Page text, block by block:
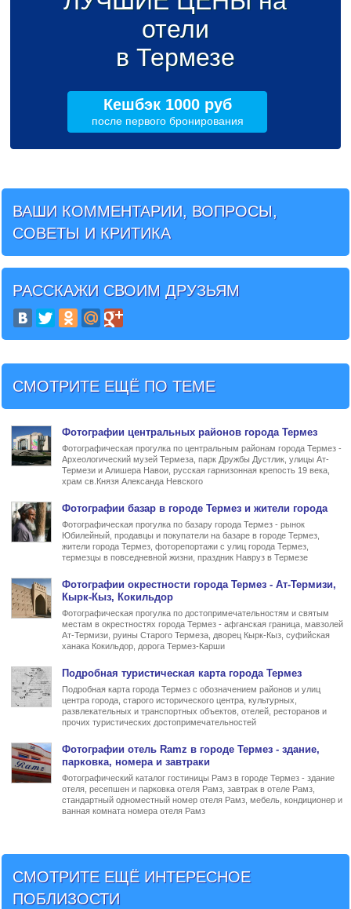
отели
в Термезе
Кешбэк 1000 руб
после первого бронирования
ВАШИ КОММЕНТАРИИ, ВОПРОСЫ,
СОВЕТЫ И КРИТИКА
РАССКАЖИ СВОИМ ДРУЗЬЯМ
СМОТРИТЕ ЕЩЁ ПО ТЕМЕ
Фотографии центральных районов города Термез
Фотографическая прогулка по центральным районам города Термез -
Археологический музей Термеза, парк Дружбы Дустлик, улицы Ат-
Термези и Алишера Навои, русская гарнизонная крепость 19 века,
храм св.Князя Александа Невского
Фотографии базар в городе Термез и жители города
Фотографическая прогулка по базару города Термез - рынок
Юбилейный, продавцы и покупатели на базаре в городе Термез,
жители города Термез, фоторепортажи с улиц города Термез,
термезцы в повседневной жизни, праздник Навруз в Термезе
Фотографии окрестности города Термез- Ат-Термизи,
Кырк-Кыз, Кокильдор
Фотографическая прогулка по достопримечательностям и святым
местам в окрестностях города Термез - афганская граница, мавзолей
Ат-Термизи, руины Старого Термеза, дворец Кырк-Кыз, суфийская
ханака Кокильдор, дорога Термез-Карши
Подробная туристическая карта города Термез
Подробная карта города Термез с обозначением районов и улиц
центра города, старого исторического центра, культурных,
развлекательных и транспортных объектов, отелей, ресторанов и
прочих туристических достопримечательностей
Фотографии отель Ramz в городе Термез- здание,
парковка, номера и завтраки
Фотографический каталог гостиницы Рамз в городе Термез - здание
отеля, ресепшен и парковка отеля Рамз, завтрак в отеле Рамз,
стандартный одноместный номер отеля Рамз, мебель, кондиционер и
ванная комната номера отеля Рамз
СМОТРИТЕ ЕЩЁ ИНТЕРЕСНОЕ
ПОБЛИЗОСТИ